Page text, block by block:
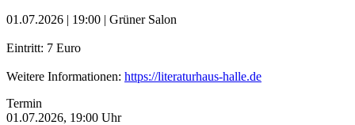
01.07.2026 | 19:00 | Grüner Salon
Eintritt: 7 Euro
Weitere Informationen: https://literaturhaus-halle.de
Termin
01.07.2026, 19:00 Uhr